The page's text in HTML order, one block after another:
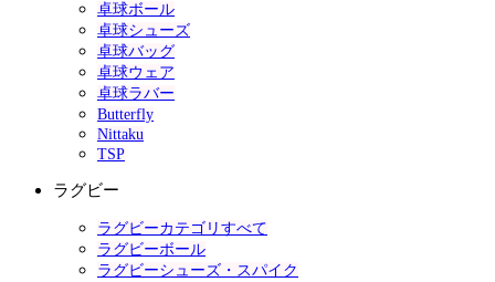
卓球ボール
卓球シューズ
卓球バッグ
卓球ウェア
卓球ラバー
Butterfly
Nittaku
TSP
ラグビー
ラグビーカテゴリすべて
ラグビーボール
ラグビーシューズ・スパイク